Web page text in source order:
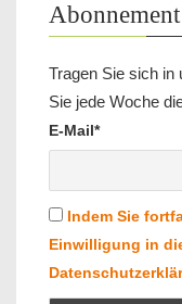
Abonnement
Tragen Sie sich in
Sie jede Woche
E-Mail*
Indem Sie
Einwilligung in